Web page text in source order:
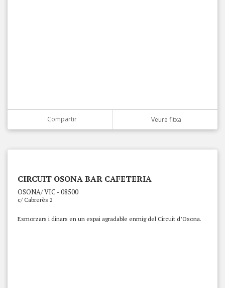
Compartir Veure fitxa
CIRCUIT OSONA BAR CAFETERIA
OSONA/ VIC - 08500
c/ Cabrerès 2
Esmorzars i dinars en un espai agradable enmig del Circuit d’Osona.